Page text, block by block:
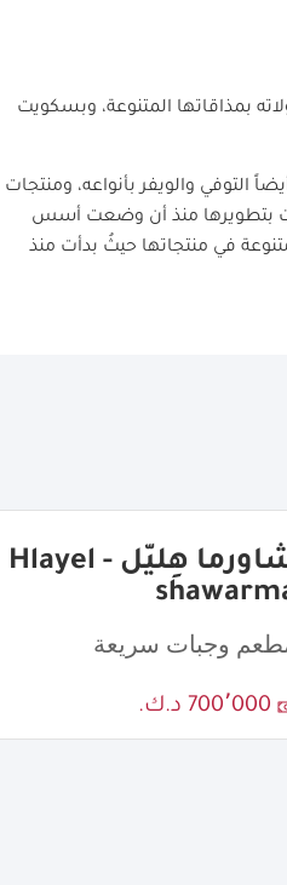
بمذاقاتها المتنوعة، وبسكويت
التوفي والويفر بأنواعه، ومنتجات
بدأت بتطويرها منذ أن وضعت أسس
في منتجاتها حيثُ بدأت منذ
شاورما هِليّل - Hlayel
وجبات سريعة
700٬000 د.ك.